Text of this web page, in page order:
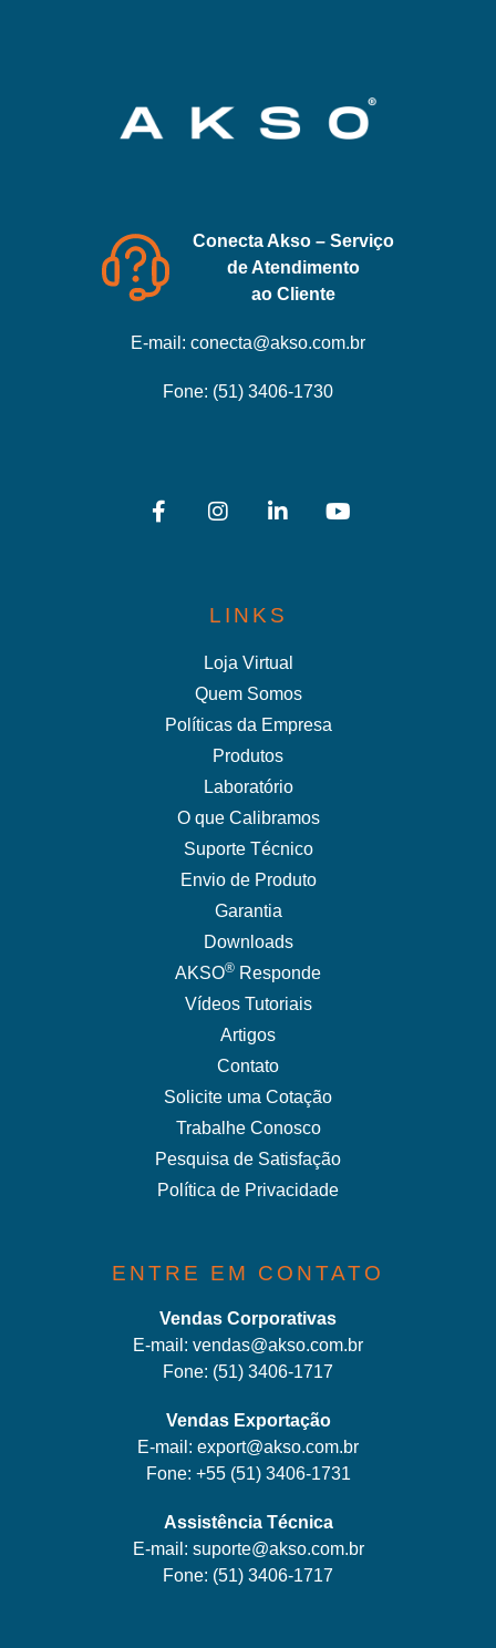
Conecta Akso – Serviço
de Atendimento
ao Cliente
E-mail: conecta@akso.com.br
Fone: (51) 3406-1730
LINKS
Loja Virtual
Quem Somos
Políticas da Empresa
Produtos
Laboratório
O que Calibramos
Suporte Técnico
Envio de Produto
Garantia
Downloads
AKSO® Responde
Vídeos Tutoriais
Artigos
Contato
Solicite uma Cotação
Trabalhe Conosco
Pesquisa de Satisfação
Política de Privacidade
ENTRE EM CONTATO
Vendas Corporativas
E-mail: vendas@akso.com.br
Fone: (51) 3406-1717
Vendas Exportação
E-mail: export@akso.com.br
Fone: +55 (51) 3406-1731
Assistência Técnica
E-mail: suporte@akso.com.br
Fone: (51) 3406-1717